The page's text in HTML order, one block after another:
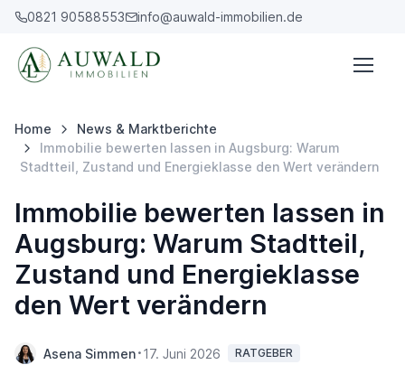
0821 90588553 info@auwald-immobilien.de
Home
News & Marktberichte
Immobilie bewerten lassen in Augsburg: Warum
Stadtteil, Zustand und Energieklasse den Wert verändern
Immobilie bewerten lassen in
Augsburg: Warum Stadtteil,
Zustand und Energieklasse
den Wert verändern
Asena Simmen 17. Juni 2026 RATGEBER